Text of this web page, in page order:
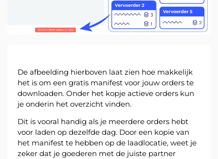
Aanmelden
De afbeelding hierboven laat zien hoe makkelijk
het is om een gratis manifest voor jouw orders te
downloaden. Onder het kopje actieve orders kun
je onderin het overzicht vinden.
Dit is vooral handig als je meerdere orders hebt
voor laden op dezelfde dag. Door een kopie van
het manifest te hebben op de laadlocatie, weet je
zeker dat je goederen met de juiste partner